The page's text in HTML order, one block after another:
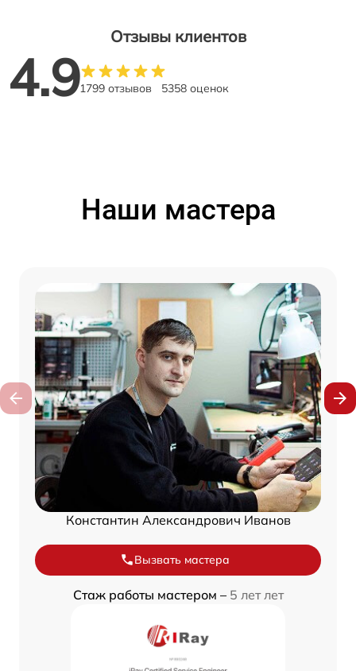
Отзывы клиентов
4.91799 отзывов 5358 оценок
Наши мастера
Константин Александрович Иванов
Вызвать мастера
Стаж работы мастером – 5 лет лет